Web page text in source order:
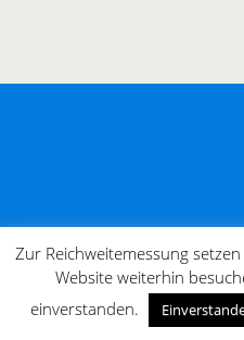
Zur Reichweitemessung
Website weiterhin
einverstanden.